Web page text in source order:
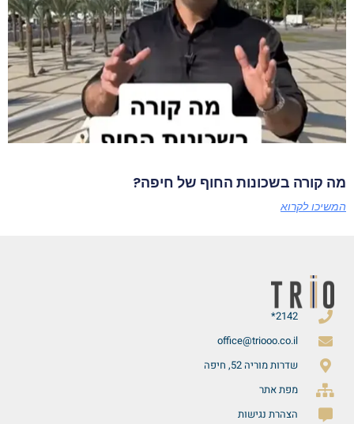
מה קורה בשכונות החוף של חיפה?
המשיכו לקרוא
2142*
office@triooo.co.il
שדרות מוריה 52, חיפה
מפת אתר
הצהרת נגישות